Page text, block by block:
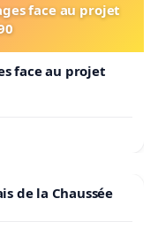
face au projet
face au projet
de la Chaussée